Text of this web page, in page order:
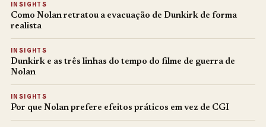
INSIGHTS
Como Nolan retratou a evacuação de Dunkirk de forma
realista
INSIGHTS
Dunkirk e as três linhas do tempo do filme de guerra de
Nolan
INSIGHTS
Por que Nolan prefere efeitos práticos em vez de CGI